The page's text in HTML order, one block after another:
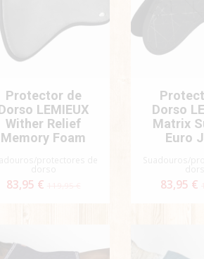
Protector de
LEMIEUX
Wither Relief
Memory Foam
83,95 €
Dorso
Matrix
Euro
83,95 €